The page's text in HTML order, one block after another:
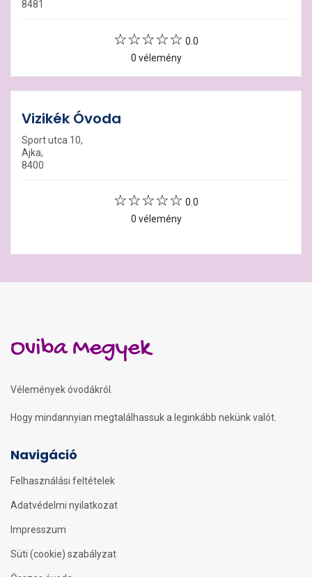
8481
0.0
0 vélemény
Vizikék Óvoda
Sport utca 10,
Ajka,
8400
0.0
0 vélemény
Oviba Megyek
Vélemények óvodákról.
Hogy mindannyian megtalálhassuk a leginkább nekünk valót.
Navigáció
Felhasználási feltételek
Adatvédelmi nyilatkozat
Impresszum
Süti (cookie) szabályzat